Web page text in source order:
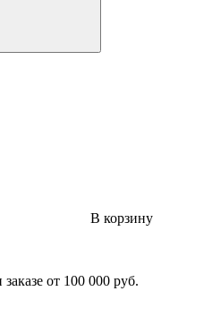
В корзину
от 100 000 руб.